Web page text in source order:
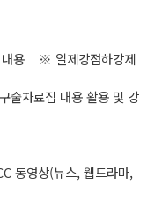
내용 ※ 일제강점하강제
술자료집 내용 활용 및 강
동영상(뉴스, 웹드라마,